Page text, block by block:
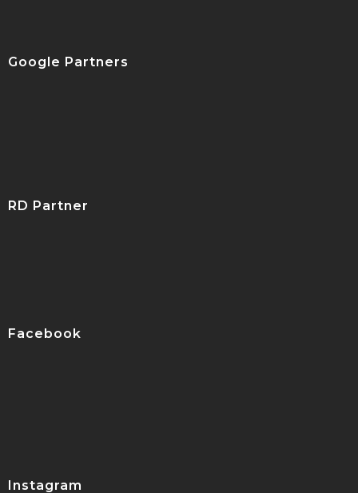
Google Partners
RD Partner
Facebook
Instagram